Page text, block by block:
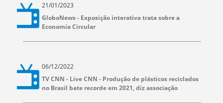
21/01/2023
GloboNews - Exposição interativa trata sobre a
Economia Circular
06/12/2022
TV CNN - Live CNN - Produção de plásticos reciclados
no Brasil bate recorde em 2021, diz associação